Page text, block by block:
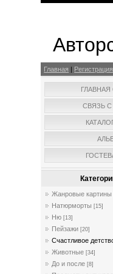
Главная | Регистрация
СВЯЗЬ
Жанровые картины
Натюрморты [15]
Ню [13]
Пейзажи [20]
Счастливое
Животные [34]
До и после [8]